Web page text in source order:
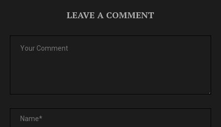
LEAVE A COMMENT